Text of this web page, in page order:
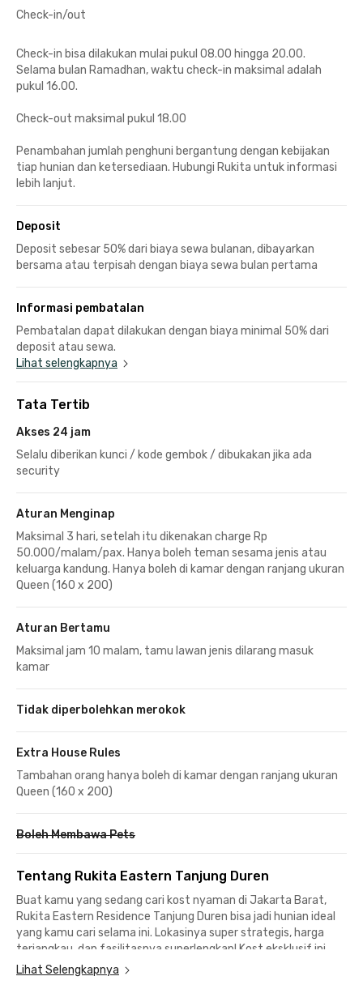
Check-in/out
Check-in bisa dilakukan mulai pukul 08.00 hingga 20.00.
Selama bulan Ramadhan, waktu check-in maksimal adalah
pukul 16.00.
Check-out maksimal pukul 18.00
Penambahan jumlah penghuni bergantung dengan kebijakan
tiap hunian dan ketersediaan. Hubungi Rukita untuk informasi
lebih lanjut.
Deposit
Deposit sebesar 50% dari biaya sewa bulanan, dibayarkan
bersama atau terpisah dengan biaya sewa bulan pertama
Informasi pembatalan
Pembatalan dapat dilakukan dengan biaya minimal 50% dari
deposit atau sewa.
Lihat selengkapnya
Tata Tertib
Akses 24 jam
Selalu diberikan kunci / kode gembok / dibukakan jika ada
security
Aturan Menginap
Maksimal 3 hari, setelah itu dikenakan charge Rp
50.000/malam/pax. Hanya boleh teman sesama jenis atau
keluarga kandung. Hanya boleh di kamar dengan ranjang ukuran
Queen (160 x 200)
Aturan Bertamu
Maksimal jam 10 malam, tamu lawan jenis dilarang masuk
kamar
Tidak diperbolehkan merokok
Extra House Rules
Tambahan orang hanya boleh di kamar dengan ranjang ukuran
Queen (160 x 200)
Boleh Membawa Pets
Tentang Rukita Eastern Tanjung Duren
Buat kamu yang sedang cari kost nyaman di Jakarta Barat,
Rukita Eastern Residence Tanjung Duren bisa jadi hunian ideal
yang kamu cari selama ini. Lokasinya super strategis, harga
terjangkau, dan fasilitasnya superlengkap! Kost eksklusif ini
cocok banget buat karyawan yang bekerja di area Grogol, Slipi,
dan Pluit juga mahasiswa dari Universitas Tarumanagara dan
Lihat Selengkapnya